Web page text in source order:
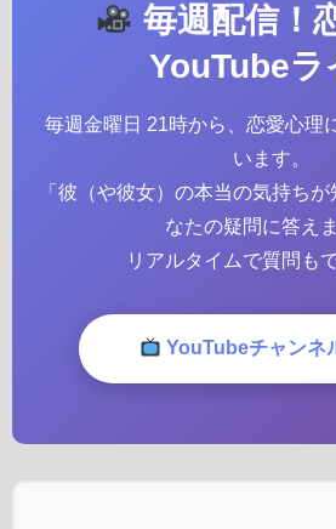
毎週配信！
YouTubeラ
毎週金曜日 21時から、恋愛心理
います。
「彼（や彼女）の本当の気持ち
なたの疑問に答えま
リアルタイムで質問も
YouTubeチャンネ